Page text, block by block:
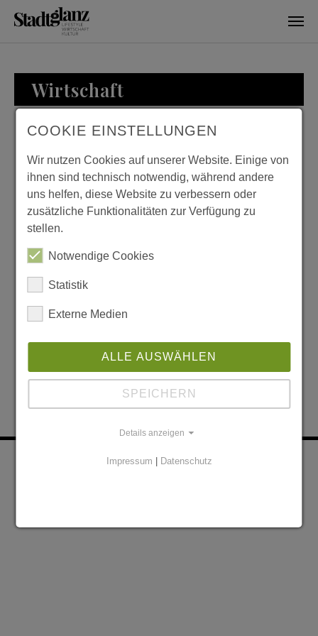
Wirtschaft
WIRTSCHAFT
KURTH MANUFAKTUR
FÜR WOHNKULTUR
KONTAKT
COOKIE EINSTELLUNGEN
Wir nutzen Cookies auf unserer Website. Einige von
ihnen sind technisch notwendig, während andere
uns helfen, diese Website zu verbessern oder
zusätzliche Funktionalitäten zur Verfügung zu
stellen.
Notwendige Cookies
Statistik
Externe Medien
ALLE AUSWÄHLEN
SPEICHERN
Details anzeigen
Impressum Datenschutz